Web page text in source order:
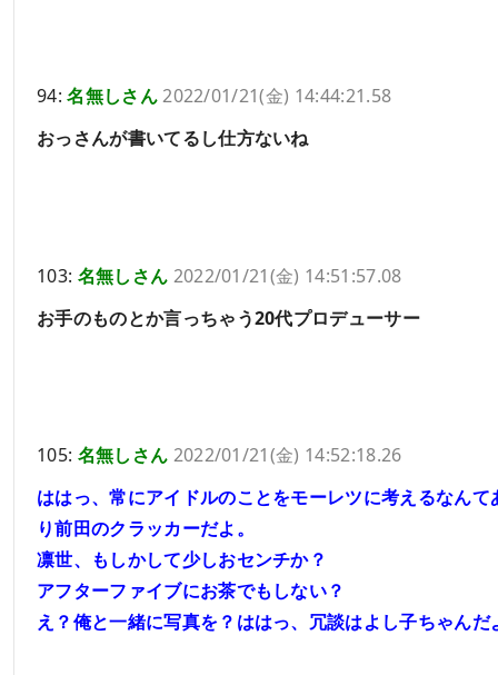
94:名無しさん2022/01/21(金) 14:44:21.58
おっさんが書いてるし仕方ないね
103: 名無しさん 2022/01/21(金) 14:51:57.08
お手のものとか言っちゃう20代プロデューサー
105: 名無しさん 2022/01/21(金) 14:52:18.26
ははっ、常にアイドルのことをモーレツに考えるなんて
り前田のクラッカーだよ。
凛世、もしかして少しおセンチか？
アフターファイブにお茶でもしない？
え？俺と一緒に写真を？ははっ、冗談はよし子ちゃんだ